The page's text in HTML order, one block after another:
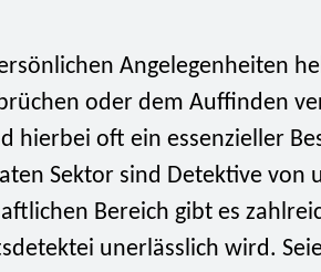
Angelegenheiten
oder dem Auffinden
hierbei oft ein essenzieller
Sektor sind Detektive von
Bereich gibt es
unerlässlich wird.